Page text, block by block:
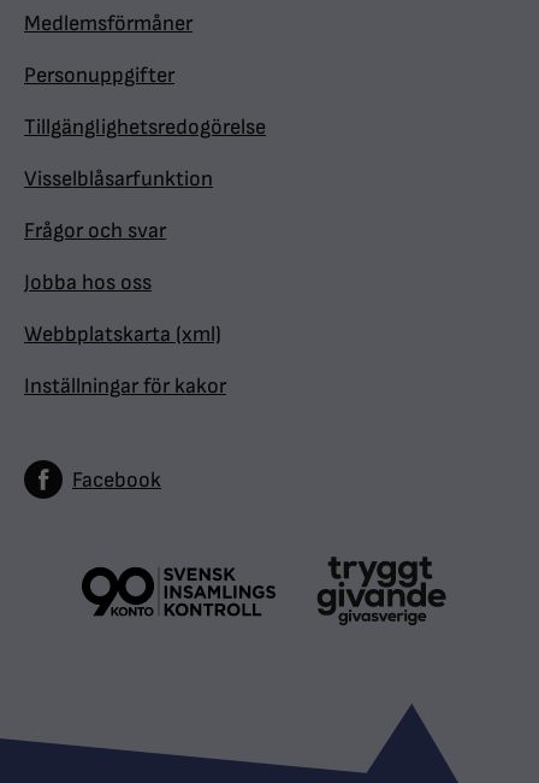
Medlemsförmåner
Personuppgifter
Tillgänglighetsredogörelse
Visselblåsarfunktion
Frågor och svar
Jobba hos oss
Webbplatskarta (xml)
Inställningar för kakor
Facebook